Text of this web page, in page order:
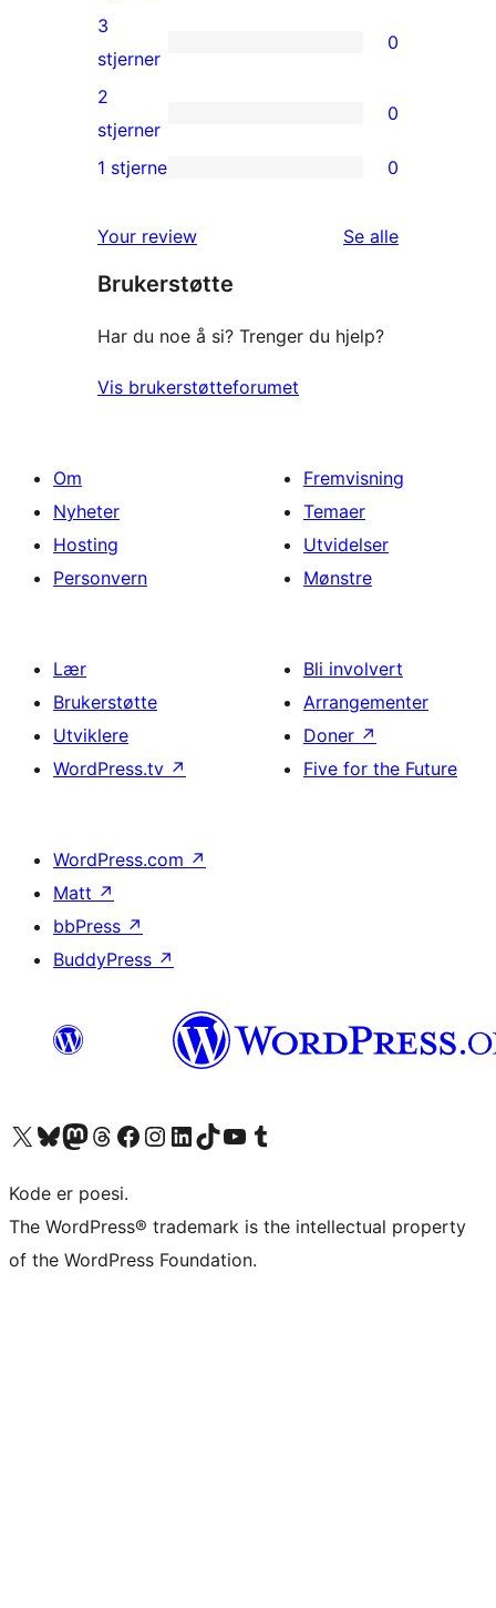
review
4-
star
reviews
0
3-
star
reviews
3
stjerner
0
0
2-
reviews
2
stjerner
0
star
reviews
1 stjerne 0
Your review Se alleomtalene
Brukerstøtte
Har du noe å si? Trenger du hjelp?
Vis brukerstøtteforumet
Om
Nyheter
Hosting
Personvern
Fremvisning
Temaer
Utvidelser
Mønstre
Lær
Brukerstøtte
Utviklere
WordPress.tv ↗
Bli involvert
Arrangementer
Doner ↗
Five for the Future
WordPress.com ↗
Matt ↗
bbPress ↗
BuddyPress ↗
Besøk vår konto på X Visit our Bluesky account
Besøk vår Mastodon-konto
Visit our Threads account
Besøk vår Facebook-sideBesøk vår Instagram-konto
Besøk vår LinkedIn-konto
Visit our TikTok account
Visit our YouTube channel
Visit our Tumblr account
Kode er poesi.
The WordPress® trademark is the intellectual property
of the WordPress Foundation.